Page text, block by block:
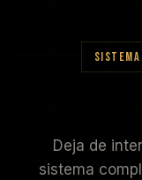
SISTEMA
Deja de
sistema